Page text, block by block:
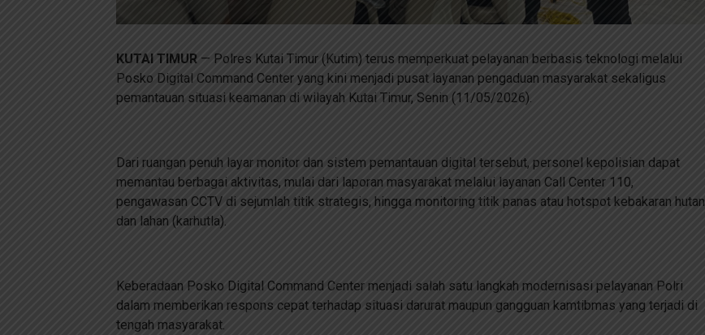
KUTAI TIMUR — Polres Kutai Timur (Kutim) terus memperkuat pelayanan berbasis teknologi melalui
Posko Digital Command Center yang kini menjadi pusat layanan pengaduan masyarakat sekaligus
pemantauan situasi keamanan di wilayah Kutai Timur, Senin (11/05/2026).
Dari ruangan penuh layar monitor dan sistem pemantauan digital tersebut, personel kepolisian dapat
memantau berbagai aktivitas, mulai dari laporan masyarakat melalui layanan Call Center 110,
pengawasan CCTV di sejumlah titik strategis, hingga monitoring titik panas atau hotspot kebakaran hutan
dan lahan (karhutla).
Keberadaan Posko Digital Command Center menjadi salah satu langkah modernisasi pelayanan Polri
dalam memberikan respons cepat terhadap situasi darurat maupun gangguan kamtibmas yang terjadi di
tengah masyarakat.